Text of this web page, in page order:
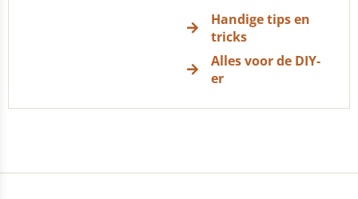
Handige tips en
tricks
Alles voor de DIY-
er